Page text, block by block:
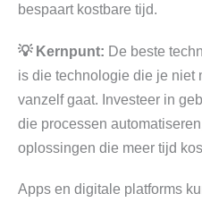
bespaart kostbare tijd.
💡 Kernpunt: De beste
is die technologie die je niet
vanzelf gaat. Investeer in
die processen
oplossingen die meer tijd
Apps en digitale platforms